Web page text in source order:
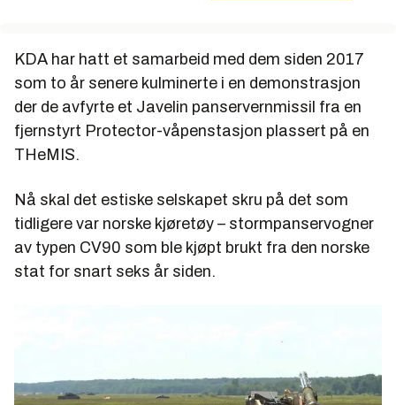
KDA har hatt et samarbeid med dem siden 2017
som to år senere kulminerte i en demonstrasjon
der de avfyrte et Javelin panservernmissil fra en
fjernstyrt Protector-våpenstasjon plassert på en
THeMIS.
Nå skal det estiske selskapet skru på det som
tidligere var norske kjøretøy – stormpanservogner
av typen CV90 som ble kjøpt brukt fra den norske
stat for snart seks år siden.